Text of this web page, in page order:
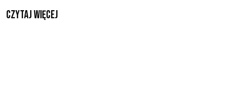
czytaj więcej